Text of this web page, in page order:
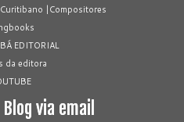
|Compositores
EDITORIAL
da editora
via email